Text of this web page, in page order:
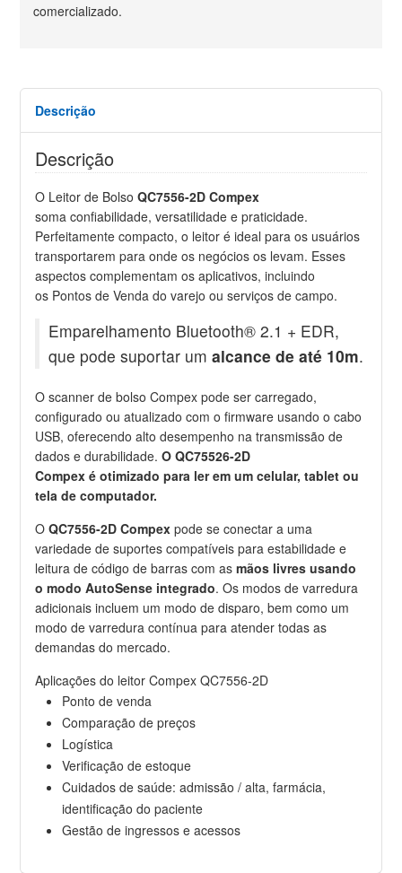
comercializado.
Descrição
Descrição
O Leitor de BolsoQC7556-2D Compex
soma confiabilidade, versatilidade e praticidade.
Perfeitamente compacto, o leitor é ideal para os usuários
transportarem para onde os negócios os levam. Esses
aspectos complementam os aplicativos, incluindo
os Pontos de Venda do varejo ou serviços de campo.
Emparelhamento Bluetooth® 2.1 + EDR,
que pode suportar umalcance de até 10m.
O scanner de bolso Compex pode ser carregado,
configurado ou atualizado com o firmware usando o cabo
USB, oferecendo alto desempenho na transmissão de
dados e durabilidade.O QC75526-2D
Compex é otimizado para ler em um celular, tablet ou
tela de computador.
OQC7556-2D Compex pode se conectar a uma
variedade de suportes compatíveis para estabilidade e
leitura de código de barras com asmãos livres usando
o modo AutoSense integrado. Os modos de varredura
adicionais incluem um modo de disparo, bem como um
modo de varredura contínua para atender todas as
demandas do mercado.
Aplicações do leitor Compex QC7556-2D
Ponto de venda
Comparação de preços
Logística
Verificação de estoque
Cuidados de saúde: admissão / alta, farmácia,
identificação do paciente
Gestão de ingressos e acessos